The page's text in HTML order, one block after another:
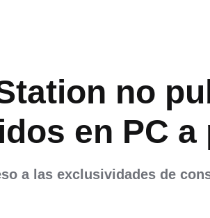
no
en PC
a las exclusividades de